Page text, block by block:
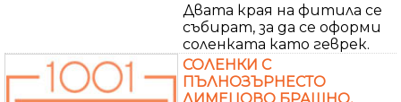
Двата края на фитила се
събират, за да се оформи
соленката като геврек.
СОЛЕНКИ С
ПЪЛНОЗЪРНЕСТО
ЛИМЕЦОВО БРАШНО,